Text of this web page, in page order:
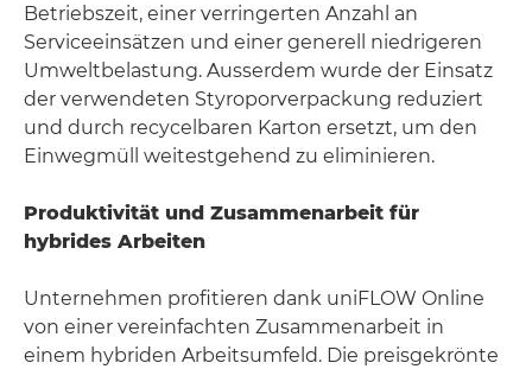
Betriebszeit, einer verringerten Anzahl an
Serviceeinsätzen und einer generell niedrigeren
Umweltbelastung. Ausserdem wurde der Einsatz
der verwendeten Styroporverpackung reduziert
und durch recycelbaren Karton ersetzt, um den
Einwegmüll weitestgehend zu eliminieren.
Produktivität und Zusammenarbeit für
hybrides Arbeiten
Unternehmen profitieren dank uniFLOW Online
von einer vereinfachten Zusammenarbeit in
einem hybriden Arbeitsumfeld. Die preisgekrönte